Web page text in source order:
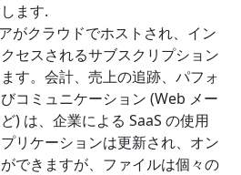
ます.
がクラウドでホストされ、イン
セスされるサブスクリプション
す。会計、売上の追跡、パフォ
コミュニケーション (Web メー
) は、企業による SaaS の使用
リケーションは更新され、オン
できますが、ファイルは個々の